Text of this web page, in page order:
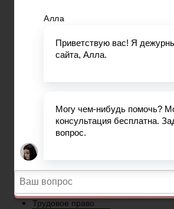
Военное право
Гражданство
Медицинское право
Вопросы и ответы
Главная
Военное право
Гражданство
Трудовое право